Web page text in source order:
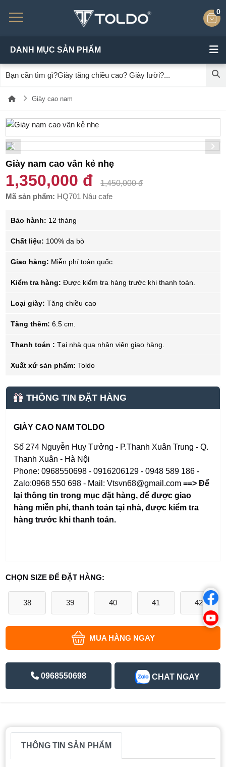
0
DANH MỤC SẢN PHẨM
Giày cao nam
Giày nam cao vân kẻ nhẹ
1,350,000 đ
1,450,000 đ
Mã sản phẩm: HQ701 Nâu cafe
Bảo hành: 12 tháng
Chất liệu: 100% da bò
Giao hàng: Miễn phí toàn quốc.
Kiểm tra hàng: Được kiểm tra hàng trước khi thanh toán.
Loại giày: Tăng chiều cao
Tăng thêm: 6.5 cm.
Thanh toán : Tại nhà qua nhân viên giao hàng.
Xuất xứ sản phẩm: Toldo
THÔNG TIN ĐẶT HÀNG
GIÀY CAO NAM TOLDO
Số 274 Nguyễn Huy Tưởng - P.Thanh Xuân Trung - Q.
Thanh Xuân - Hà Nội
Phone: 0968550698 - 0916206129 - 0948 589 186 -
Zalo:0968 550 698 - Mail: Vtsvn68@gmail.com==> Để
lại thông tin trong mục đặt hàng,để được giao
hàng miễn phí, thanh toán tại nhà, được kiểm tra
hàng trước khi thanh toán.
CHỌN SIZE ĐỂ ĐẶT HÀNG:
38 39 40 41 42
MUA HÀNG NGAY
0968550698 CHAT NGAY
THÔNG TIN SẢN PHẨM